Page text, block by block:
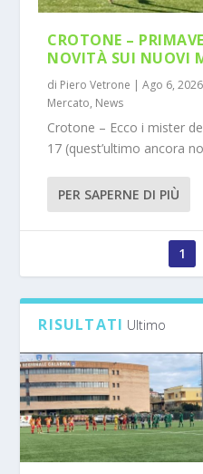
CROTONE –
NOVITÀ SUI NUOVI
di Piero Vetrone |Ago 6, 2026
Mercato, News
Crotone – Ecco i mister
17 (quest’ultimo ancora
PER SAPERNE DI PIÙ
1
RISULTATI Ultimo